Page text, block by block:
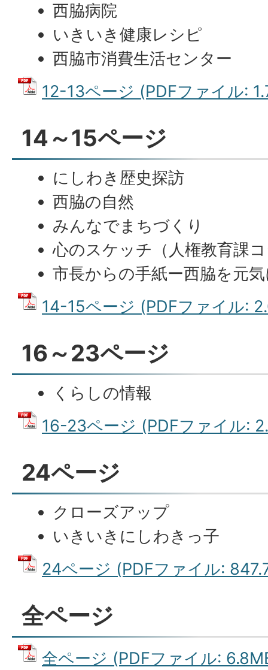
西脇病院
いきいき健康レシピ
西脇市消費生活センター
12-13ページ (PDFファイル:
14～15ページ
にしわき歴史探訪
西脇の自然
みんなでまちづくり
心のスケッチ（人権教育課
市長からの手紙ー西脇を元
14-15ページ (PDFファイル:
16～23ページ
くらしの情報
16-23ページ (PDFファイル:
24ページ
クローズアップ
いきいきにしわきっ子
24ページ (PDFファイル:
全ページ
全ページ (PDFファイル: